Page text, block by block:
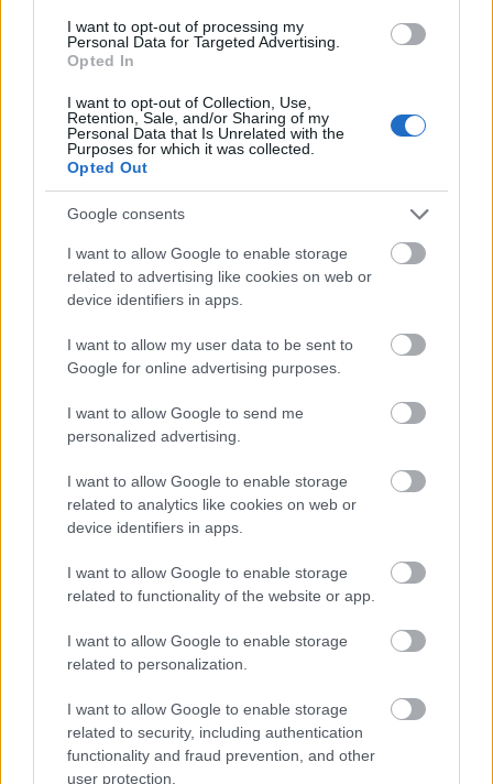
I want to opt-out of processing my
Personal Data for Targeted Advertising.
Opted In
I want to opt-out of Collection, Use,
Retention, Sale, and/or Sharing of my
Personal Data that Is Unrelated with the
Purposes for which it was collected.
Opted Out
Google consents
I want to allow Google to enable storage
related to advertising like cookies on web or
device identifiers in apps.
I want to allow my user data to be sent to
Google for online advertising purposes.
I want to allow Google to send me
personalized advertising.
I want to allow Google to enable storage
related to analytics like cookies on web or
device identifiers in apps.
I want to allow Google to enable storage
related to functionality of the website or app.
I want to allow Google to enable storage
related to personalization.
I want to allow Google to enable storage
related to security, including authentication
functionality and fraud prevention, and other
user protection.
AZ EMBERSÉG ÜNNEPE
SZÍNHÁZRÓL
ERDŐ VAN IDEBENN: TÓTH MARCSI AZ ÚJ
Kommentek:
minősülnek, értük a
szolgáltatás technikai
üzemeltetője semmilyen felelősséget
nem vállal, azokat nem ellenőrzi. Kifogás esetén forduljon a blog szerkesztőjéhez.
Részletek a
Felhasználási feltételekben adatvédelmi tájékoztatóban